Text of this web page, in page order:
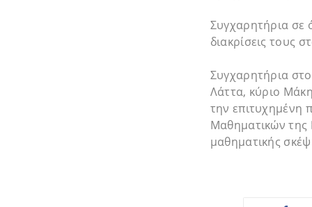
Συγχαρητήρια σε
διακρίσεις τους
Συγχαρητήρια
Λάττα, κύριο
την επιτυχημένη
Μαθηματικών της
μαθηματικής